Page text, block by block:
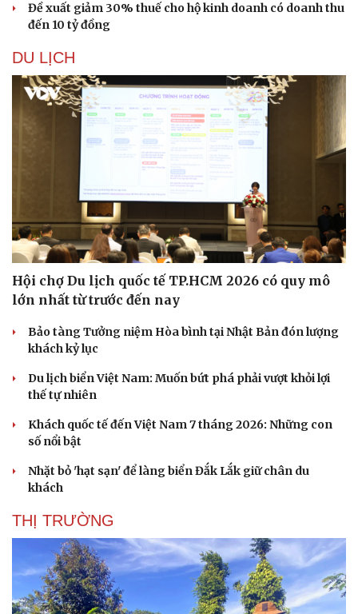
Văn hóa
Sân khấu - Điện ảnh
Giải trí
Nghệ sĩ
Sao Việt
Đề xuất giảm 30% thuế cho hộ kinh doanh có doanh thu
đến 10 tỷ đồng
DU LỊCH
Hội chợ Du lịch quốc tế TP.HCM 2026 có quy mô
lớn nhất từ trước đến nay
Bảo tàng Tưởng niệm Hòa bình tại Nhật Bản đón lượng
khách kỷ lục
Du lịch biển Việt Nam: Muốn bứt phá phải vượt khỏi lợi
thế tự nhiên
Khách quốc tế đến Việt Nam 7 tháng 2026: Những con
số nổi bật
Nhặt bỏ 'hạt sạn' để làng biển Đắk Lắk giữ chân du
khách
THỊ TRƯỜNG